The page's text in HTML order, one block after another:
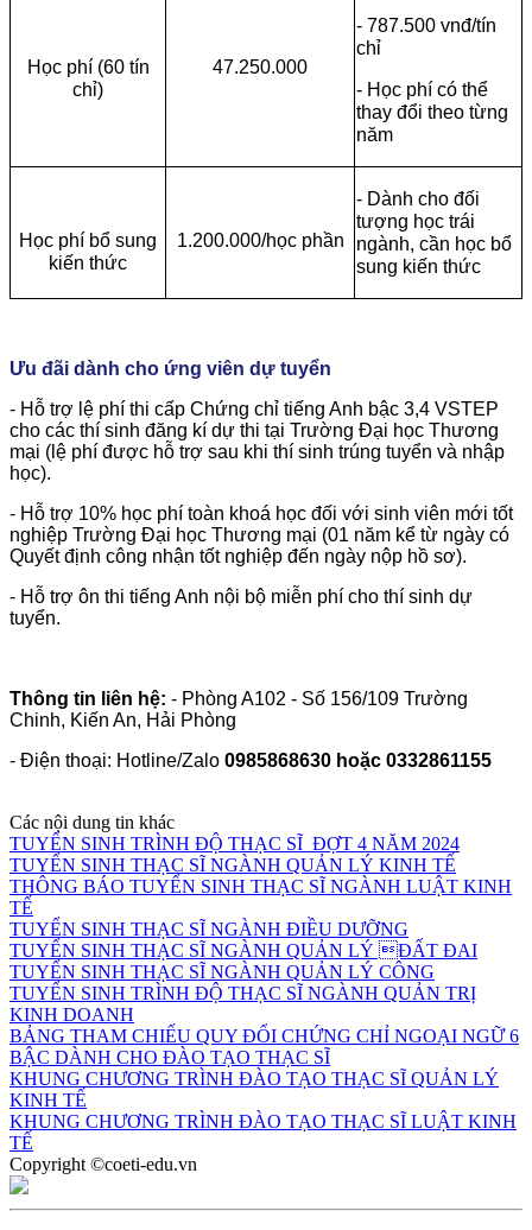
Học phí (60 tín
chỉ)
47.250.000
- 787.500 vnđ/tín
chỉ
- Học phí có thể
thay đổi theo từng
năm
Học phí bổ sung
kiến thức
1.200.000/học phần
- Dành cho đối
tượng học trái
ngành, cần học bổ
sung kiến thức
Ưu đãi dành cho ứng viên dự tuyển
- Hỗ trợ lệ phí thi cấp Chứng chỉ tiếng Anh bậc 3,4 VSTEP
cho các thí sinh đăng kí dự thi tại Trường Đại học Thương
mại (lệ phí được hỗ trợ sau khi thí sinh trúng tuyển và nhập
học).
- Hỗ trợ 10% học phí toàn khoá học đối với sinh viên mới tốt
nghiệp Trường Đại học Thương mại (01 năm kể từ ngày có
Quyết định công nhận tốt nghiệp đến ngày nộp hồ sơ).
- Hỗ trợ ôn thi tiếng Anh nội bộ miễn phí cho thí sinh dự
tuyển.
Thông tin liên hệ: - Phòng A102 - Số 156/109 Trường
Chinh, Kiến An, Hải Phòng
- Điện thoại: Hotline/Zalo 0985868630 hoặc 0332861155
Các nội dung tin khác
TUYỂN SINH TRÌNH ĐỘ THẠC SĨ ĐỢT 4 NĂM 2024
TUYỂN SINH THẠC SĨ NGÀNH QUẢN LÝ KINH TẾ
THÔNG BÁO TUYỂN SINH THẠC SĨ NGÀNH LUẬT KINH
TẾ
TUYỂN SINH THẠC SĨ NGÀNH ĐIỀU DƯỠNG
TUYỂN SINH THẠC SĨ NGÀNH QUẢN LÝ ĐẤT ĐAI
TUYỂN SINH THẠC SĨ NGÀNH QUẢN LÝ CÔNG
TUYỂN SINH TRÌNH ĐỘ THẠC SĨ NGÀNH QUẢN TRỊ
KINH DOANH
BẢNG THAM CHIẾU QUY ĐỔI CHỨNG CHỈ NGOẠI NGỮ 6
BẬC DÀNH CHO ĐÀO TẠO THẠC SĨ
KHUNG CHƯƠNG TRÌNH ĐÀO TẠO THẠC SĨ QUẢN LÝ
KINH TẾ
KHUNG CHƯƠNG TRÌNH ĐÀO TẠO THẠC SĨ LUẬT KINH
TẾ
Copyright ©coeti-edu.vn